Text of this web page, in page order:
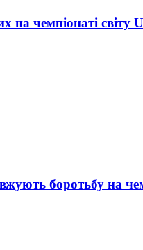
на чемпіонаті світу
боротьбу на